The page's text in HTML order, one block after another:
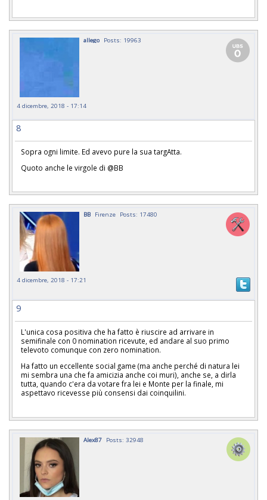
allego Posts: 19963
4 dicembre, 2018 - 17:14
8
Sopra ogni limite. Ed avevo pure la sua targAtta.
Quoto anche le virgole di @BB
BB Firenze Posts: 17480
4 dicembre, 2018 - 17:21
9
L'unica cosa positiva che ha fatto è riuscire ad arrivare in
semifinale con 0 nomination ricevute, ed andare al suo primo
televoto comunque con zero nomination.
Ha fatto un eccellente social game (ma anche perché di natura lei
mi sembra una che fa amicizia anche coi muri), anche se, a dirla
tutta, quando c'era da votare fra lei e Monte per la finale, mi
aspettavo ricevesse più consensi dai coinquilini.
Alex87 Posts: 32948